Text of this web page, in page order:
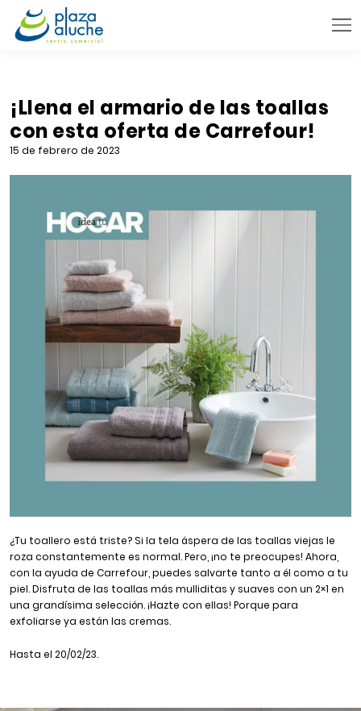
TIENDAS
VENTA TELEFÓNICA
¡Llena el armario de las toallas
con esta oferta de Carrefour!
15 de febrero de 2023
¿Tu toallero está triste? Si la tela áspera de las toallas viejas le
roza constantemente es normal. Pero, ¡no te preocupes! Ahora,
con la ayuda de Carrefour, puedes salvarte tanto a él como a tu
piel. Disfruta de las toallas más mulliditas y suaves con un 2×1 en
una grandísima selección. ¡Hazte con ellas! Porque para
exfoliarse ya están las cremas.
Hasta el 20/02/23.